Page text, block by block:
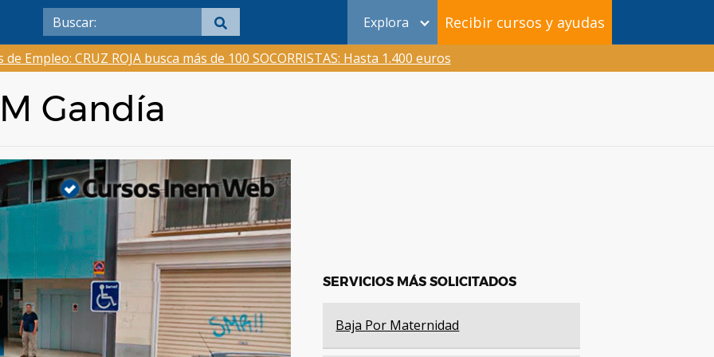
Explora Recibir cursos y ayudas
Empleo: CRUZ ROJA busca más de 100 SOCORRISTAS: Hasta 1.400 euros
Gandía
SERVICIOS MÁS SOLICITADOS
Baja Por Maternidad